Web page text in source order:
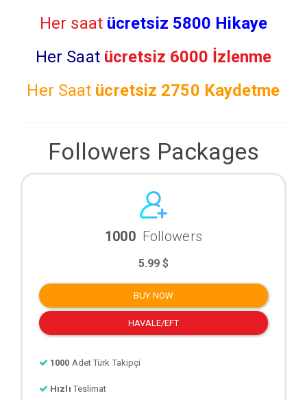
Her saat ücretsiz 5800 Hikaye
Her Saat ücretsiz 6000 İzlenme
Her Saat ücretsiz 2750 Kaydetme
Followers Packages
1000 Followers
5.99 $
BUY NOW
HAVALE/EFT
1000 Adet Türk Takipçi
Hızlı Teslimat